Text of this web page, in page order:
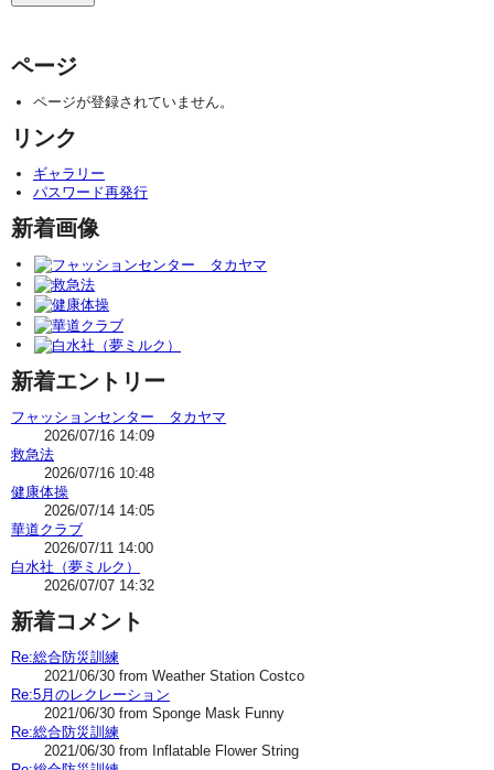
ページ
ページが登録されていません。
リンク
ギャラリー
パスワード再発行
新着画像
新着エントリー
フャッションセンター タカヤマ
2026/07/16 14:09
救急法
2026/07/16 10:48
健康体操
2026/07/14 14:05
華道クラブ
2026/07/11 14:00
白水社（夢ミルク）
2026/07/07 14:32
新着コメント
Re:総合防災訓練
2021/06/30 from Weather Station Costco
Re:5月のレクレーション
2021/06/30 from Sponge Mask Funny
Re:総合防災訓練
2021/06/30 from Inflatable Flower String